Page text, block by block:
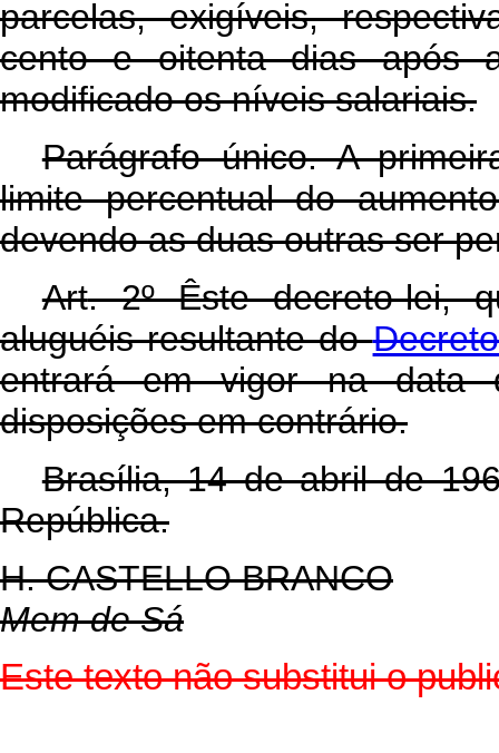
parcelas, exigíveis,
cento e oitenta dias após
modificado os níveis salariais.
Parágrafo único. A
limite percentual do
devendo as duas outras ser
Art. 2º Êste decreto-lei,
aluguéis resultante do
entrará em vigor na data
disposições em contrário.
Brasília, 14 de abril de
República.
H. CASTELLO BRANCO
Mem de Sá
Este texto não substitui o